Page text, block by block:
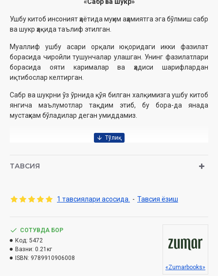
«Сабр ва шукр»
Ушбу китоб инсоният ҳаётида муҳим аҳамиятга эга бўлмиш сабр
ва шукр ҳақида таълиф этилган.
Муаллиф ушбу асари орқали юқоридаги икки фазилат
борасида чиройли тушунчалар улашган. Унинг фазилатлари
борасида ояти карималар ва ҳадиси шарифлардан
иқтибослар келтирган.
Сабр ва шукрни ўз ўрнида қўя билган халқимизга ушбу китоб
янгича маълумотлар тақдим этиб, бу бора-да янада
мустаҳкам бўладилар деган умиддамиз.
Сана: 2024 йил
Ўлчами : 84x108 1/32
Ўзбекистон Республикаси Дин ишлари бўйича қўмитанинг
2024 йил 13 мартдаги № 03-07/1370-сонли хулосаси
асосида тайёрланди.
ТАВСИЯ
1 тавсиялари асосида. - Тавсия ёзиш
СОТУВДА БОР
Код: 5472
Вазни: 0.21кг
ISBN: 9789910906008
«Zumarbooks»